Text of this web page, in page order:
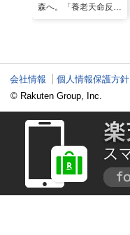
森へ。「養老天命反転
会社情報 個人情報保護方針
© Rakuten Group, Inc.